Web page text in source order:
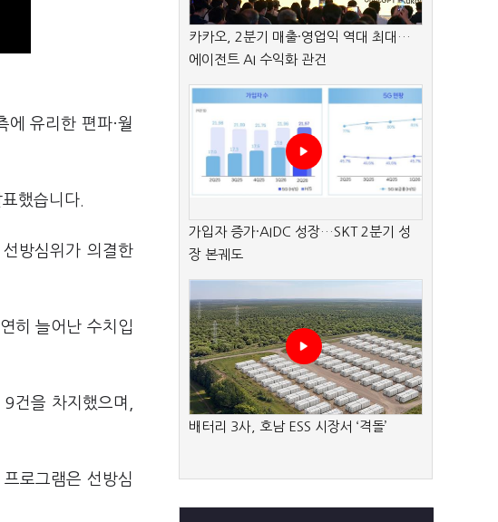
유리한 편파·월
했습니다.
방심위가 의결한
히 늘어난 수치입
건을 차지했으며,
로그램은 선방심
카카오, 2분기 매출·영업익 역대 최대…
에이전트 AI 수익화 관건
가입자 증가·AIDC 성장…SKT 2분기 성
장 본궤도
배터리 3사, 호남 ESS 시장서 ‘격돌’